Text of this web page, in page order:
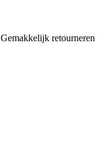
Gemakkelijk retourneren